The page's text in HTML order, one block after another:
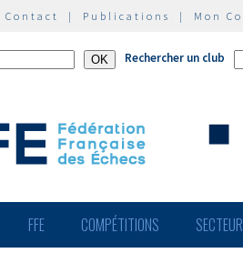
Contact | Publications | Mon
Rechercher un club
FFE COMPÉTITIONS